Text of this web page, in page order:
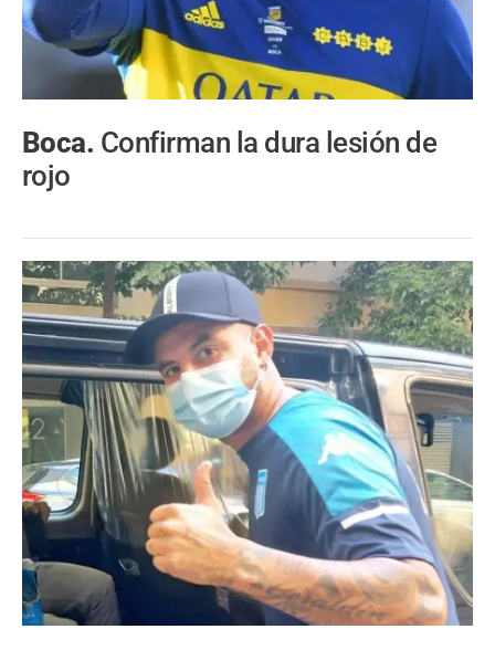
Boca. Confirman la dura lesión de
rojo